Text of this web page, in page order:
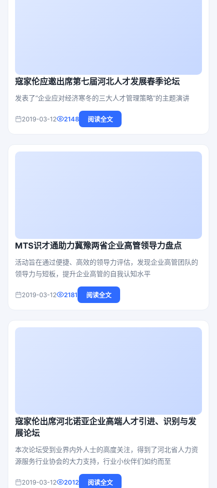
寇家伦应邀出席第七届河北人才发展春季论坛
发表了“企业应对经济寒冬的三大人才管理策略”的主题演讲
2019-03-12 2148 阅读全文
MTS识才通助力冀豫两省企业高管领导力盘点
活动旨在通过便捷、高效的领导力评估，发现企业高管团队的
领导力与短板，提升企业高管的自我认知水平
2019-03-12 2181 阅读全文
寇家伦出席河北诺亚企业高端人才引进、识别与发
展论坛
本次论坛受到业界内外人士的高度关注，得到了河北省人力资
源服务行业协会的大力支持，行业小伙伴们如约而至
2019-03-12 2012 阅读全文